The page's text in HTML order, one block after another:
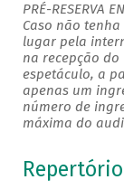
PRÉ-RESERVA
Caso não
lugar pela
na recepção do
espetáculo, a
apenas um
número de
máxima do
Repertório